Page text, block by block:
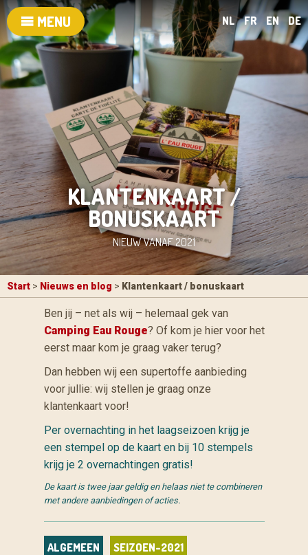
MENU NL FR EN DE
KLANTENKAART /
BONUSKAART
NIEUW VANAF 2021
Start > Nieuws en blog > Klantenkaart / bonuskaart
Ben jij – net als wij – helemaal gek van
Camping Eau Rouge? Of kom je hier voor het
eerst maar kom je graag vaker terug?
Dan hebben wij een supertoffe aanbieding
voor jullie: wij stellen je graag onze
klantenkaart voor!
Per overnachting in het laagseizoen krijg je
een stempel op de kaart en bij 10 stempels
krijg je 2 overnachtingen gratis!
De kaart is twee jaar geldig en helaas niet te combineren
met andere aanbiedingen of acties.
ALGEMEEN SEIZOEN-2021